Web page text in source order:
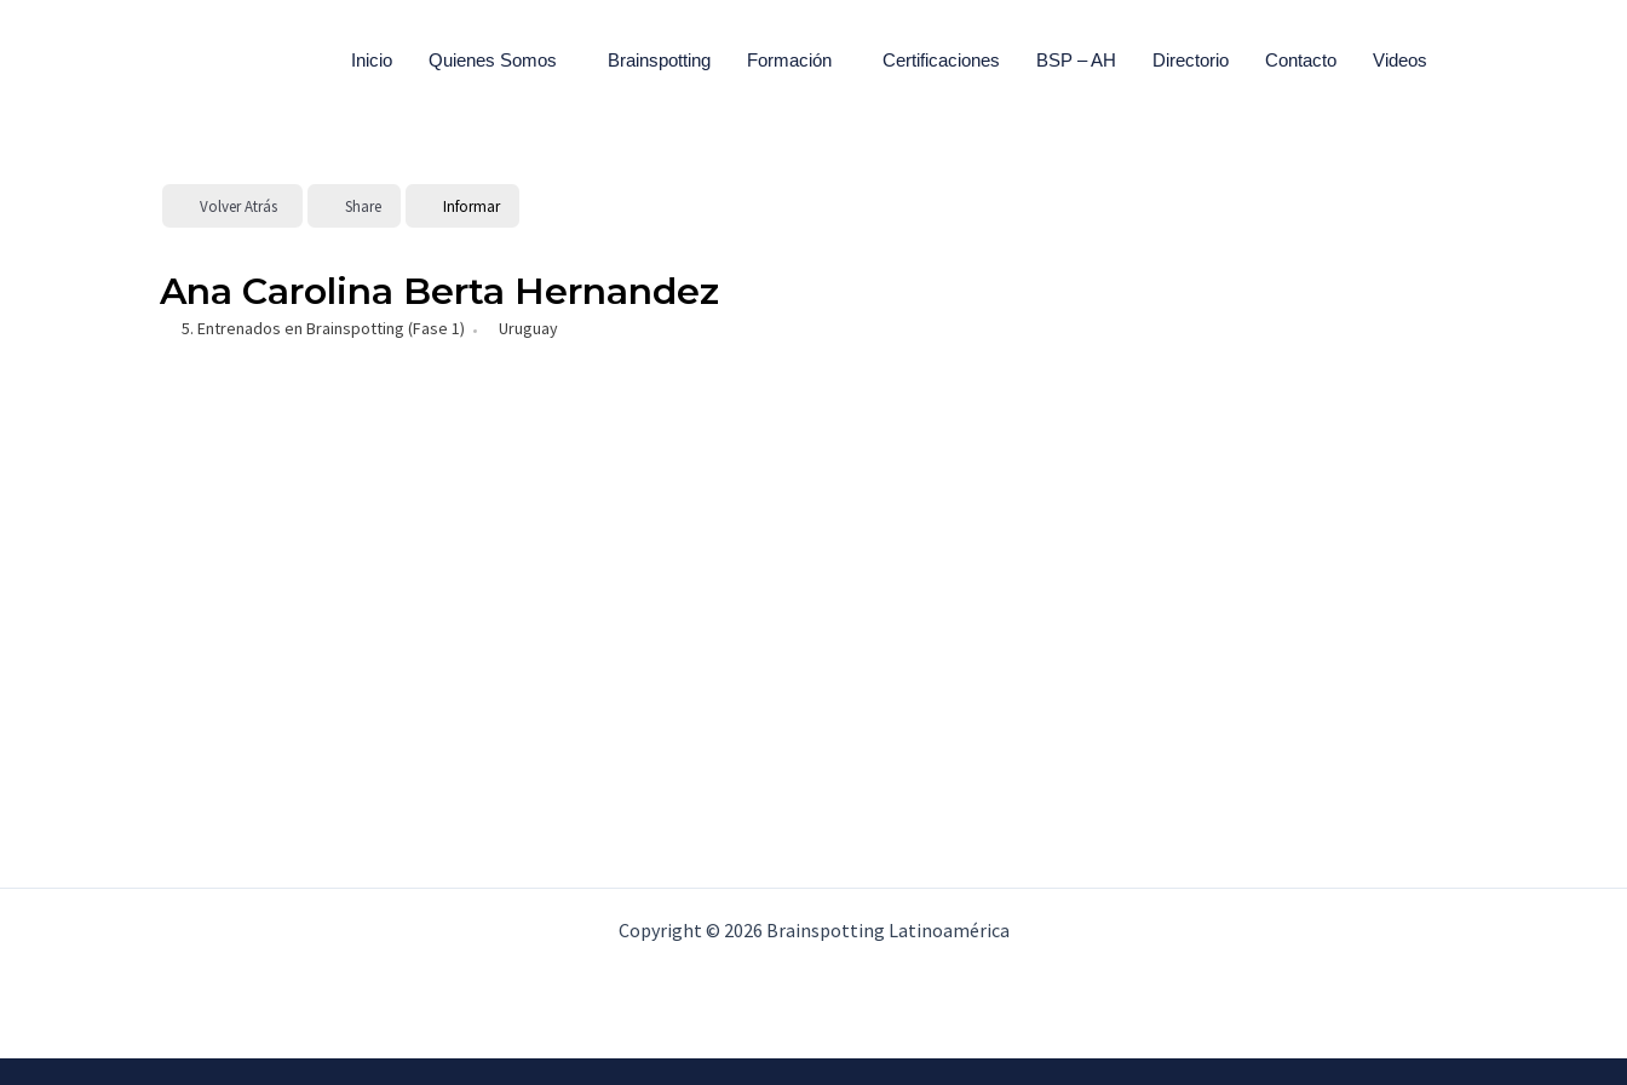
Inicio Quienes Somos Brainspotting Formación Certificaciones BSP – AH Directorio Contacto Videos
Volver Atrás Share Informar
Ana Carolina Berta Hernandez
5. Entrenados en Brainspotting (Fase 1) Uruguay
Copyright © 2026 Brainspotting Latinoamérica